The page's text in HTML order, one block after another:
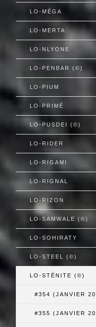
LO-MÉGA
LO-MERTA
LO-NLYONE
LO-PENBAR (©)
LO-PIUM
LO-PRIMÉ
LO-PUSDEI (©)
LO-RIDER
LO-RIGAMI
LO-RIGNAL
LO-RIZON
LO-SAMWALE (©)
LO-SOHIRATY
LO-STEEL (©)
LO-STÉNITE (©)
#354 (JANVIER
#355 (JANVIER